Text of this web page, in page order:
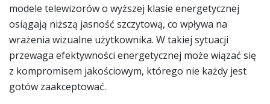
modele telewizorów o wyższej klasie energetycznej
osiągają niższą jasność szczytową, co wpływa na
wrażenia wizualne użytkownika. W takiej sytuacji
przewaga efektywności energetycznej może wiązać się
z kompromisem jakościowym, którego nie każdy jest
gotów zaakceptować.